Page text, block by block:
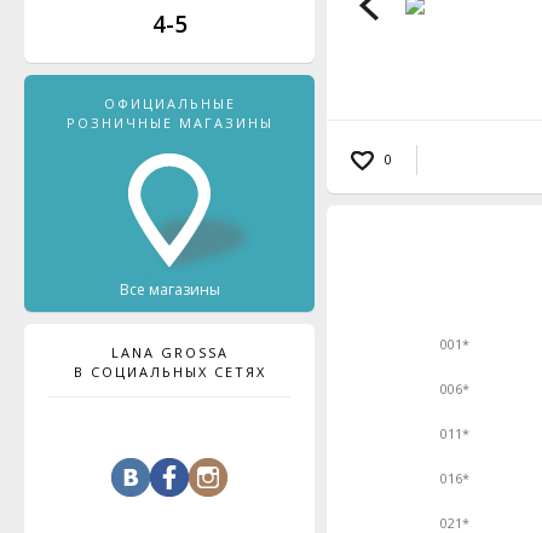
4-5
ОФИЦИАЛЬНЫЕ
РОЗНИЧНЫЕ МАГАЗИНЫ
Все магазины
LANA GROSSA
В СОЦИАЛЬНЫХ СЕТЯХ
0
001*
006*
011*
016*
021*